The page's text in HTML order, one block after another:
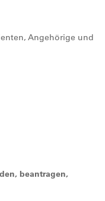
Angehörige und
beantragen,